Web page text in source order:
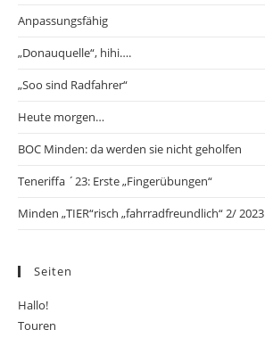
Anpassungsfähig
„Donauquelle“, hihi….
„Soo sind Radfahrer“
Heute morgen…
BOC Minden: da werden sie nicht geholfen
Teneriffa ´23: Erste „Fingerübungen“
Minden „TIER“risch „fahrradfreundlich“ 2/ 2023
Seiten
Hallo!
Touren